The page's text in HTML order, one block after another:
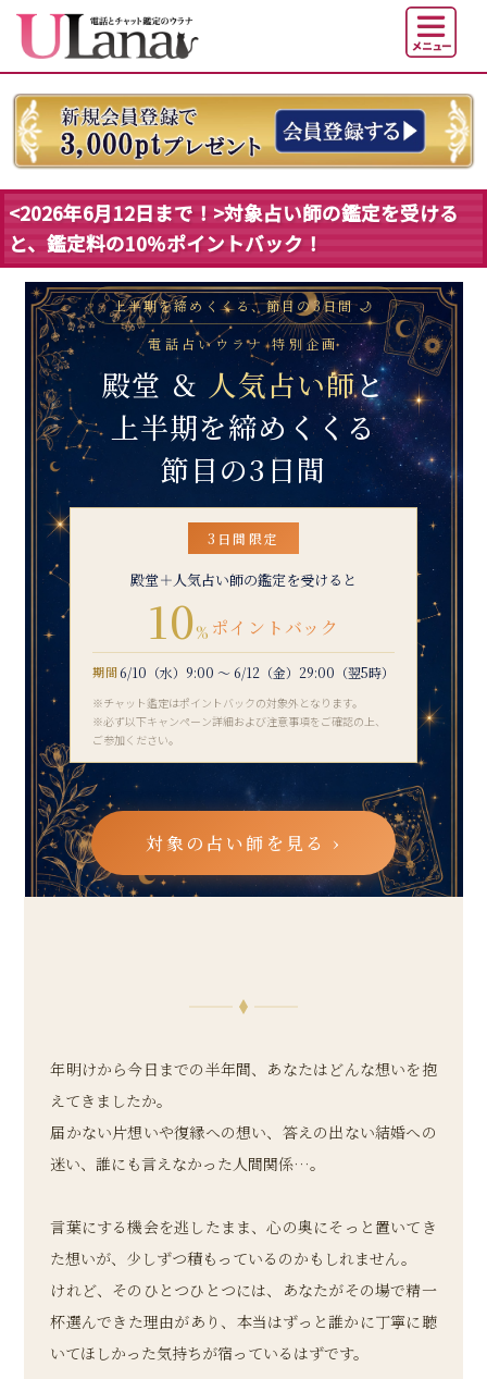
<2026年6月12日まで！>対象占い師の鑑定を受ける
と、鑑定料の10％ポイントバック！
上半期を締めくくる、節目の3日間 🌙
電話占いウラナ 特別企画
殿堂 ＆ 人気占い師と
上半期を締めくくる
節目の3日間
3日間限定
殿堂＋人気占い師の鑑定を受けると
10% ポイントバック
期間6/10（水）9:00 〜 6/12（金）29:00（翌5時）
※チャット鑑定はポイントバックの対象外となります。
※必ず以下キャンペーン詳細および注意事項をご確認の上、
ご参加ください。
対象の占い師を見る ›
年明けから今日までの半年間、あなたはどんな想いを抱
えてきましたか。
届かない片想いや復縁への想い、答えの出ない結婚への
迷い、誰にも言えなかった人間関係…。
言葉にする機会を逃したまま、心の奥にそっと置いてき
た想いが、少しずつ積もっているのかもしれません。
けれど、そのひとつひとつには、あなたがその場で精一
杯選んできた理由があり、本当はずっと誰かに丁寧に聴
いてほしかった気持ちが宿っているはずです。